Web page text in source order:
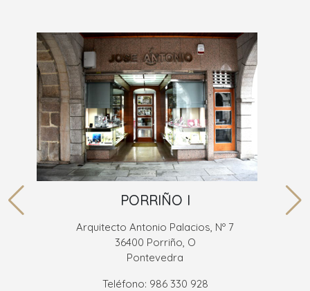
PORRIÑO I
Arquitecto Antonio Palacios, Nº 7
36400 Porriño, O
Pontevedra
Teléfono: 986 330 928